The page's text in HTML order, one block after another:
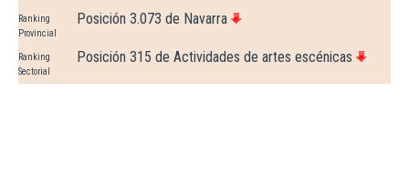
Ranking
Provincial
Posición 3.073 de Navarra
Ranking
Sectorial
Posición 315 de Actividades de artes escénicas